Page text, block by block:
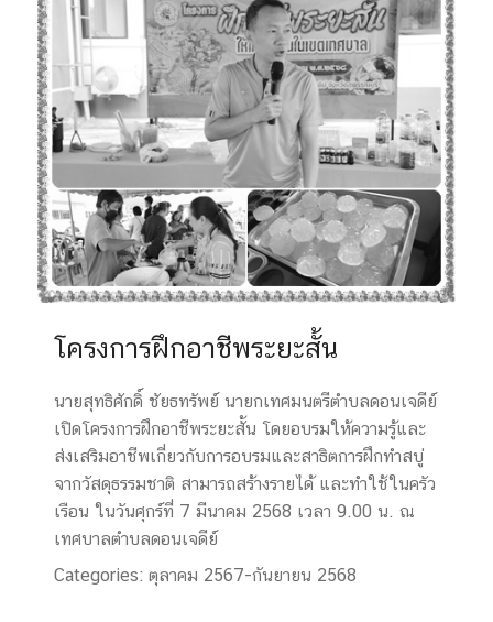
โครงการฝึกอาชีพระยะสั้น
นายสุทธิศักดิ์ ชัยธทรัพย์ นายกเทศมนตรีตำบลดอนเจดีย์
เปิดโครงการฝึกอาชีพระยะสั้น โดยอบรมให้ความรู้และ
ส่งเสริมอาชีพเกี่ยวกับการอบรมและสาธิตการฝึกทำสบู่
จากวัสดุธรรมชาติ สามารถสร้างรายได้ และทำใช้ในครัว
เรือน ในวันศุกร์ที่ 7 มีนาคม 2568 เวลา 9.00 น. ณ
เทศบาลตำบลดอนเจดีย์
Categories: ตุลาคม 2567-กันยายน 2568